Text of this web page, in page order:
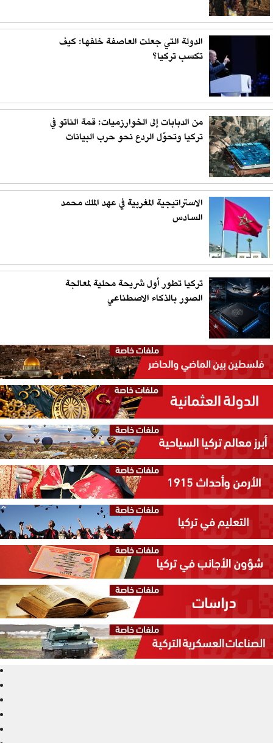
الدولة التي جعلت العاصفة خلفها: كيف
تكسب تركيا؟
من الدبابات إلى الخوارزميات: قمة الناتو في
تركيا وتحوّل الردع نحو حرب البيانات
الاستراتيجية المغربية في عهد الملك محمد
السادس
تركيا تطور أول شريحة محلية لمعالجة
الصور بالذكاء الاصطناعي